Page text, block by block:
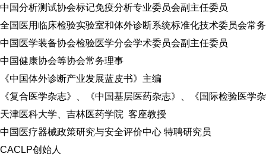
中国分析测试协会标记免疫分析专业委员会副主任委员
全国医用临床检验实验室和体外诊断系统标准化技术委员会常
中国医学装备协会检验医学分会学术委员会副主任委员
中国健康协会等协会常务理事
《中国体外诊断产业发展蓝皮书》主编
《复合医学杂志》、《中国基层医药杂志》、《国际检验医学
天津医科大学、吉林医药学院 客座教授
中国医疗器械政策研究与安全评价中心 特聘研究员
CACLP创始人